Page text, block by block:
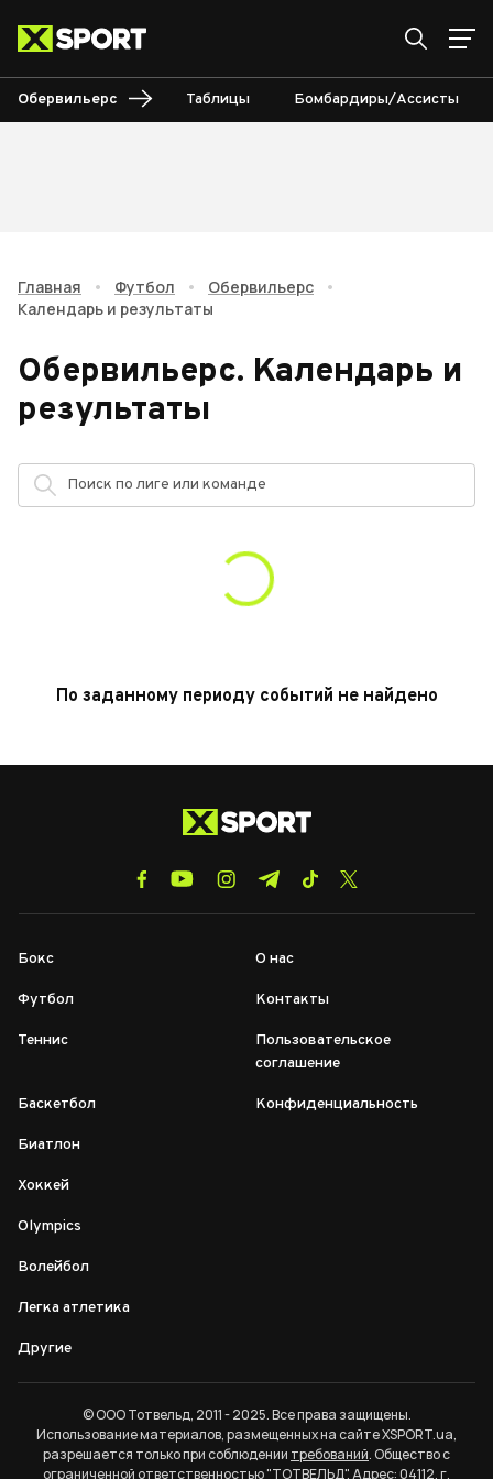
Обервильерс Таблицы Бомбардиры/Ассисты
Главная • Футбол • Обервильерс
•
Календарь и результаты
Обервильерс. Календарь и
результаты
По заданному периоду событий не найдено
Бокс
Футбол
Теннис
Баскетбол
Биатлон
Хоккей
Olympics
Волейбол
Легка атлетика
Другие
О нас
Контакты
Пользовательское
соглашение
Конфиденциальность
© ООО Тотвельд, 2011 - 2025. Все права защищены.
Использование материалов, размещенных на сайте XSPORT.ua,
разрешается только при соблюдении требований. Общество с
ограниченной ответственностью "ТОТВЕЛЬД". Адрес: 04112, г.